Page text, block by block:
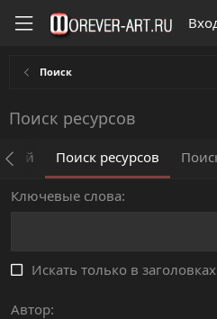
Поиск
Поиск ресурсов
Поиск ресурсов
Ключевые слова
Искать только в заголовках
Автор